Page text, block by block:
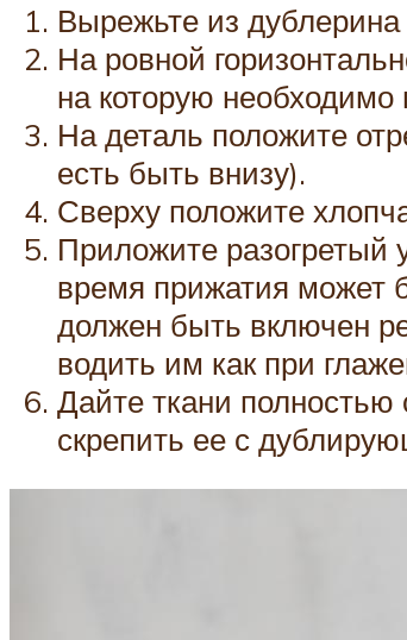
Вырежьте из
На ровной
на которую
На деталь положите
есть быть внизу).
Сверху положите
Приложите разогретый
время прижатия может
должен быть включен
водить им как при
Дайте ткани полностью
скрепить ее с